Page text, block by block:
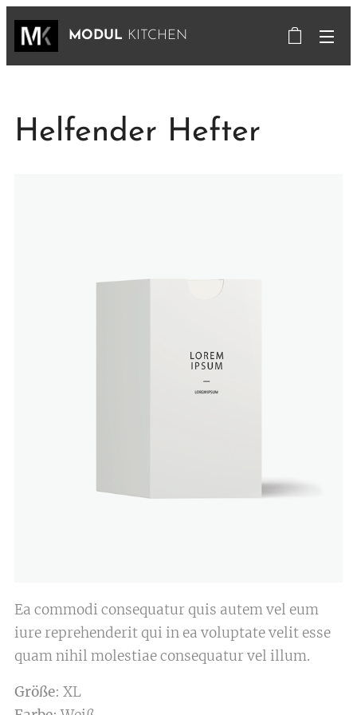
MODUL KITCHEN
Helfender Hefter
Ea commodi consequatur quis autem vel eum
iure reprehenderit qui in ea voluptate velit esse
quam nihil molestiae consequatur vel illum.
Größe: XL